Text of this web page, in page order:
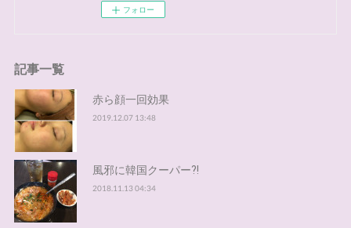
フォロー
記事一覧
赤ら顔一回効果
2019.12.07 13:48
風邪に韓国クーパー⁈
2018.11.13 04:34